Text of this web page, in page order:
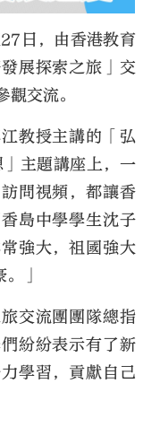
日，由香港教育
展探索之旅」交
交流。
教授主講的「弘
主題講座上，一
問視頻，都讓香
島中學學生沈子
強大，祖國強大
」
交流團團隊總指
紛紛表示有了新
學習，貢獻自己